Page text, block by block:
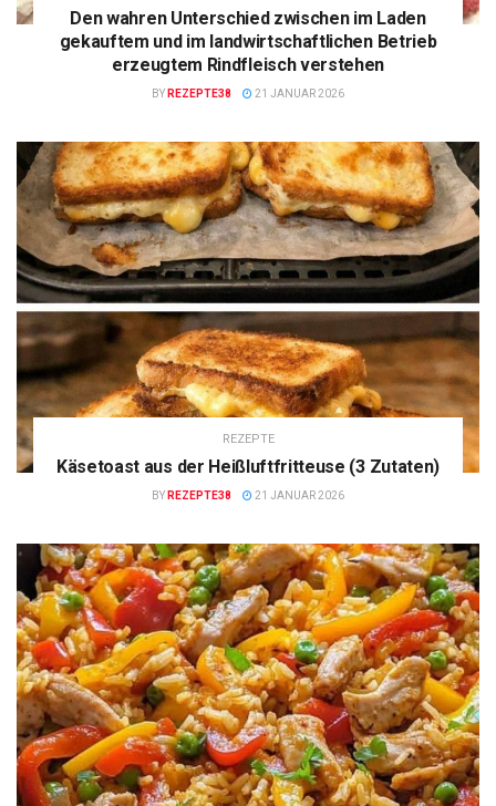
Den wahren Unterschied zwischen im Laden
gekauftem und im landwirtschaftlichen Betrieb
erzeugtem Rindfleisch verstehen
BY REZEPTE38 21 JANUAR 2026
REZEPTE
Käsetoast aus der Heißluftfritteuse (3 Zutaten)
BY REZEPTE38 21 JANUAR 2026